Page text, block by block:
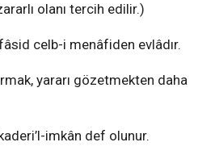
olanı tercih edilir.)
celb-i menâfiden evlâdır.
yararı gözetmekten daha
imkân def olunur.